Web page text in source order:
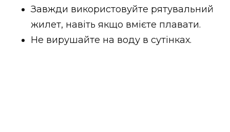
Завжди використовуйте рятувальний
жилет, навіть якщо вмієте плавати.
Не вирушайте на воду в сутінках.